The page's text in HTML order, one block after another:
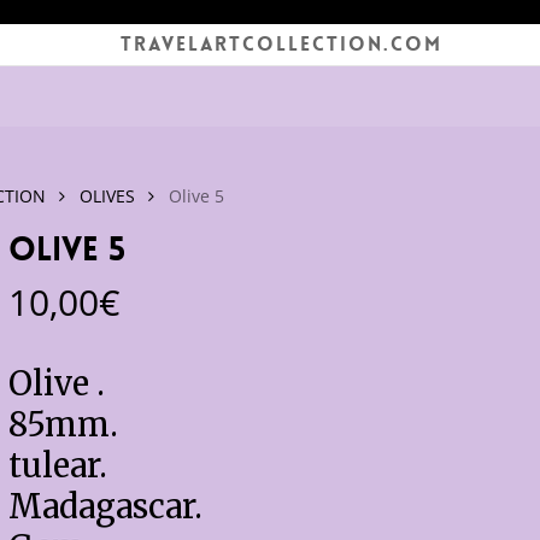
TRAVELARTCOLLECTION.COM
OLIVES Olive 5
Olive 5
10,00€
Olive .
85mm.
tulear.
Madagascar.